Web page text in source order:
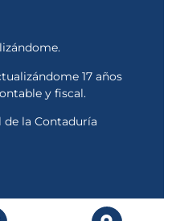
17 años
y fiscal.
de la Contaduría